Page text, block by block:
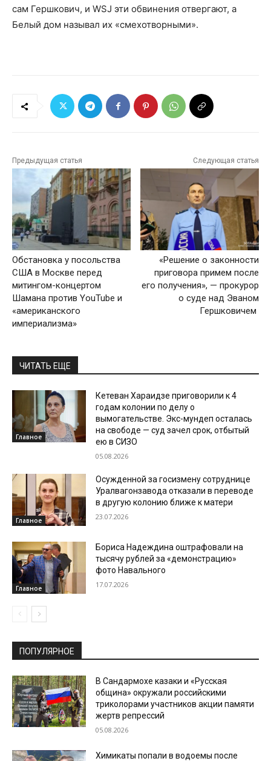
сам Гершкович, и WSJ эти обвинения отвергают, а
Белый дом называл их «смехотворными».
Предыдущая статья
Обстановка у посольства
США в Москве перед
митингом-концертом
Шамана против YouTube и
«американского
империализма»
Следующая статья
«Решение о законности
приговора примем после
его получения», — прокурор
о суде над Эваном
Гершковичем
ЧИТАТЬ ЕЩЕ
Главное
Кетеван Хараидзе приговорили к 4
годам колонии по делу о
вымогательстве. Экс-мундеп осталась
на свободе — суд зачел срок, отбытый
ею в СИЗО
05.08.2026
Главное
Осужденной за госизмену сотруднице
Уралвагонзавода отказали в переводе
в другую колонию ближе к матери
23.07.2026
Главное
Бориса Надеждина оштрафовали на
тысячу рублей за «демонстрацию»
фото Навального
17.07.2026
ПОПУЛЯРНОЕ
В Сандармохе казаки и «Русская
община» окружали российскими
триколорами участников акции памяти
жертв репрессий
05.08.2026
Химикаты попали в водоемы после